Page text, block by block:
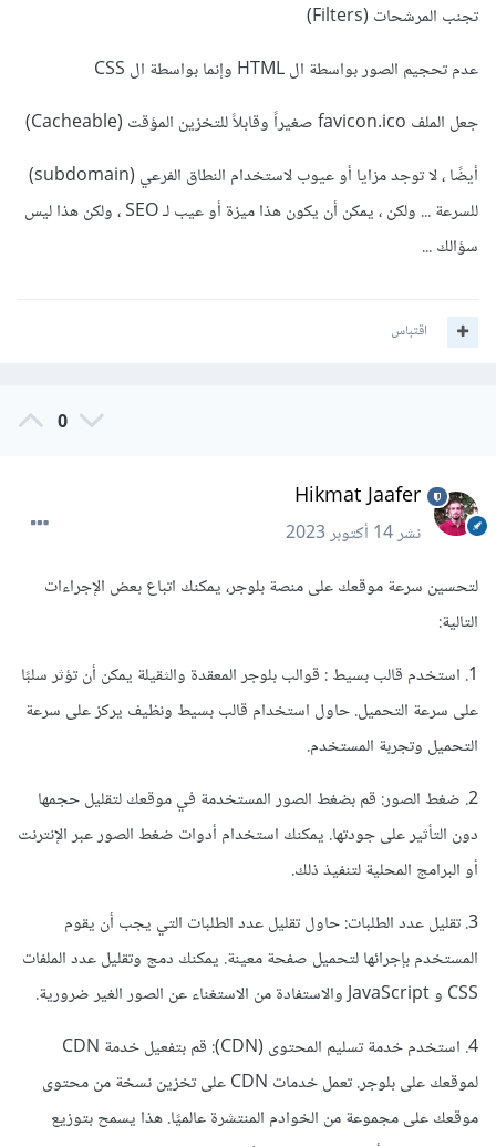
تجنب المرشحات (Filters)
عدم تحجيم الصور بواسطة ال HTML وإنما بواسطة ال CSS
جعل الملف favicon.ico صغيراً وقابلاً للتخزين المؤقت (Cacheable)
أيضًا ، لا توجد مزايا أو عيوب لاستخدام النطاق الفرعي (subdomain)
للسرعة ... ولكن ، يمكن أن يكون هذا ميزة أو عيب لـ SEO ، ولكن هذا ليس
سؤالك ...
اقتباس
0
Hikmat Jaafer
نشر14 أكتوبر 2023
لتحسين سرعة موقعك على منصة بلوجر، يمكنك اتباع بعض الإجراءات
التالية:
1. استخدم قالب بسيط : قوالب بلوجر المعقدة والثقيلة يمكن أن تؤثر سلبًا
على سرعة التحميل. حاول استخدام قالب بسيط ونظيف يركز على سرعة
التحميل وتجربة المستخدم.
2. ضغط الصور: قم بضغط الصور المستخدمة في موقعك لتقليل حجمها
دون التأثير على جودتها. يمكنك استخدام أدوات ضغط الصور عبر الإنترنت
أو البرامج المحلية لتنفيذ ذلك.
3. تقليل عدد الطلبات: حاول تقليل عدد الطلبات التي يجب أن يقوم
المستخدم بإجرائها لتحميل صفحة معينة. يمكنك دمج وتقليل عدد الملفات
CSS و JavaScript والاستفادة من الاستغناء عن الصور الغير ضرورية.
4. استخدم خدمة تسليم المحتوى (CDN): قم بتفعيل خدمة CDN
لموقعك على بلوجر. تعمل خدمات CDN على تخزين نسخة من محتوى
موقعك على مجموعة من الخوادم المنتشرة عالميًا. هذا يسمح بتوزيع